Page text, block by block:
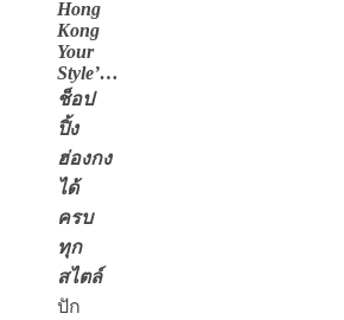
Hong
Kong
Your
Style’…
ช็อป
ปิ้ง
ฮ่องกง
ได้
ครบ
ทุก
สไตล์
ปัก